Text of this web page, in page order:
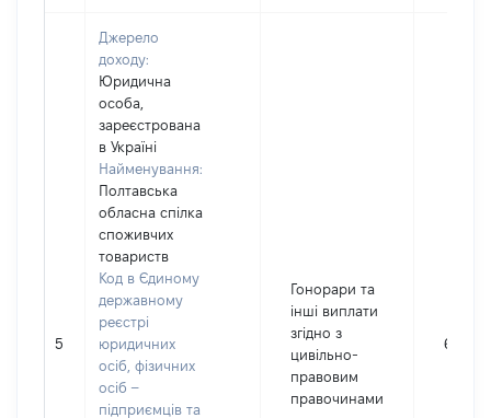
5
Джерело
доходу:
Юридична
особа,
зареєстрована
в Україні
Найменування:
Полтавська
обласна спілка
споживчих
товариств
Код в Єдиному
державному
реєстрі
юридичних
осіб, фізичних
осіб –
підприємців та
Гонорари та
інші виплати
згідно з
цивільно-
правовим
правочинами
622